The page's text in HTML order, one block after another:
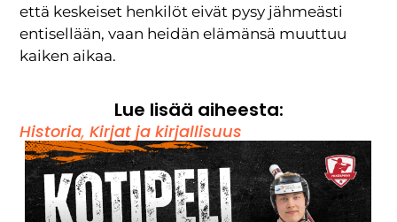
että keskeiset henkilöt eivät pysy jähmeästi
entisellään, vaan heidän elämänsä muuttuu
kaiken aikaa.
Lue lisää aiheesta:
Historia,Kirjat ja kirjallisuus